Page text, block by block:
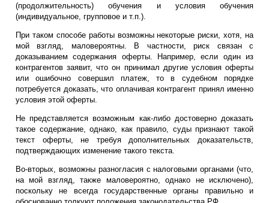
(продолжительность) обучения и условия обучения
(индивидуальное, групповое и т.п.).
При таком способе работы возможны некоторые риски, хотя, на
мой взгляд, маловероятны. В частности, риск связан с
доказыванием содержания оферты. Например, если один из
контрагентов заявит, что он принимал другие условия оферты
или ошибочно совершил платеж, то в судебном порядке
потребуется доказать, что оплачивая контрагент принял именно
условия этой оферты.
Не представляется возможным как-либо достоверно доказать
такое содержание, однако, как правило, суды признают такой
текст оферты, не требуя дополнительных доказательств,
подтверждающих изменение такого текста.
Во-вторых, возможны разногласия с налоговыми органами (что,
на мой взгляд, также маловероятно, однако не исключено),
поскольку не всегда государственные органы правильно и